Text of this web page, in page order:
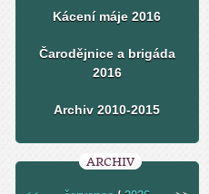
Kácení máje 2016
Čarodějnice a brigáda
2016
Archiv 2010-2015
ARCHIV